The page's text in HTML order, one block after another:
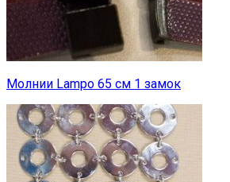
Молнии Lampo 65 см 1 замок